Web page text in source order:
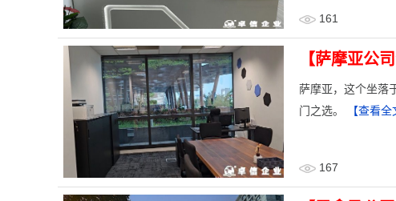
161
【萨摩亚公
萨摩亚，这个坐落
门之选。
【查看全
167